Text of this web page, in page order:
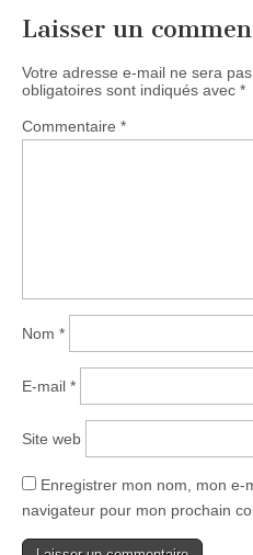
Laisser un
Votre adresse e-mail ne sera pas
obligatoires sont indiqués avec *
Commentaire *
Nom *
E-mail *
Site web
Enregistrer mon nom, mon e-
navigateur pour mon prochain